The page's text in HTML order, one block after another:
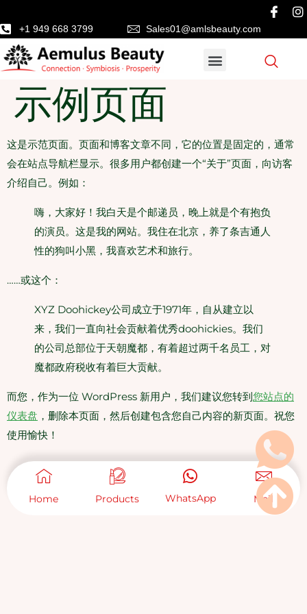
+1 949 668 3799 Sales01@amlsbeauty.com
示例页面
这是示范页面。页面和博客文章不同，它的位置是固定的，通常
会在站点导航栏显示。很多用户都创建一个“关于”页面，向访客
介绍自己。例如：
嗨，大家好！我白天是个邮递员，晚上就是个有抱负
的演员。这是我的网站。我住在北京，养了条吉通人
性的狗叫小黑，我喜欢艺术和旅行。
……或这个：
XYZ Doohickey公司成立于1971年，自从建立以
来，我们一直向社会贡献着优秀doohickies。我们
的公司总部位于天朝魔都，有着超过两千名员工，对
魔都政府税收有着巨大贡献。
而您，作为一位 WordPress 新用户，我们建议您转到您站点的
仪表盘 ，删除本页面，然后创建包含您自己内容的新页面。祝您
使用愉快！
Home Products WhatsApp Mail